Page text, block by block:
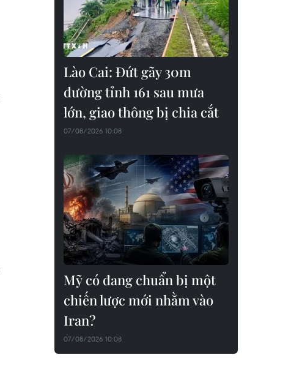
Lào Cai: Đứt gãy 30m
đường tỉnh 161 sau mưa
lớn, giao thông bị chia cắt
07/08/2026 10:08
Mỹ có đang chuẩn bị một
chiến lược mới nhằm vào
Iran?
07/08/2026 10:08